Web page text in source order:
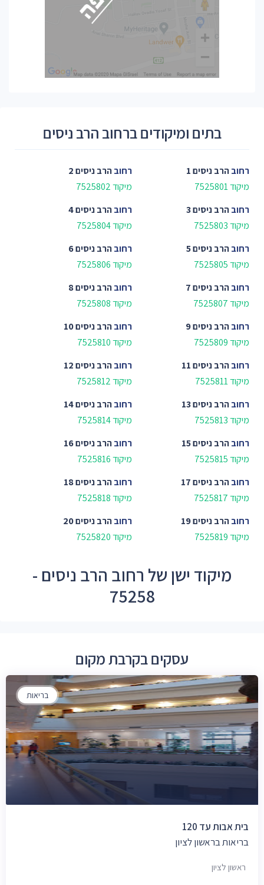
בתים ומיקודים ברחוב הרב ניסים
רחובהרב ניסים 1
מיקוד 7525801
רחובהרב ניסים 2
מיקוד 7525802
רחובהרב ניסים 3
מיקוד 7525803
רחובהרב ניסים 4
מיקוד 7525804
רחובהרב ניסים 5
מיקוד 7525805
רחובהרב ניסים 6
מיקוד 7525806
רחובהרב ניסים 7
מיקוד 7525807
רחובהרב ניסים 8
מיקוד 7525808
רחובהרב ניסים 9
מיקוד 7525809
רחובהרב ניסים 10
מיקוד 7525810
רחובהרב ניסים 11
מיקוד 7525811
רחובהרב ניסים 12
מיקוד 7525812
רחובהרב ניסים 13
מיקוד 7525813
רחובהרב ניסים 14
מיקוד 7525814
רחובהרב ניסים 15
מיקוד 7525815
רחובהרב ניסים 16
מיקוד 7525816
רחובהרב ניסים 17
מיקוד 7525817
רחובהרב ניסים 18
מיקוד 7525818
רחובהרב ניסים 19
מיקוד 7525819
רחובהרב ניסים 20
מיקוד 7525820
מיקוד ישן של רחוב הרב ניסים -
75258
עסקים בקרבת מקום
בריאות
בית אבות עד 120
בריאות בראשון לציון
ראשון לציון